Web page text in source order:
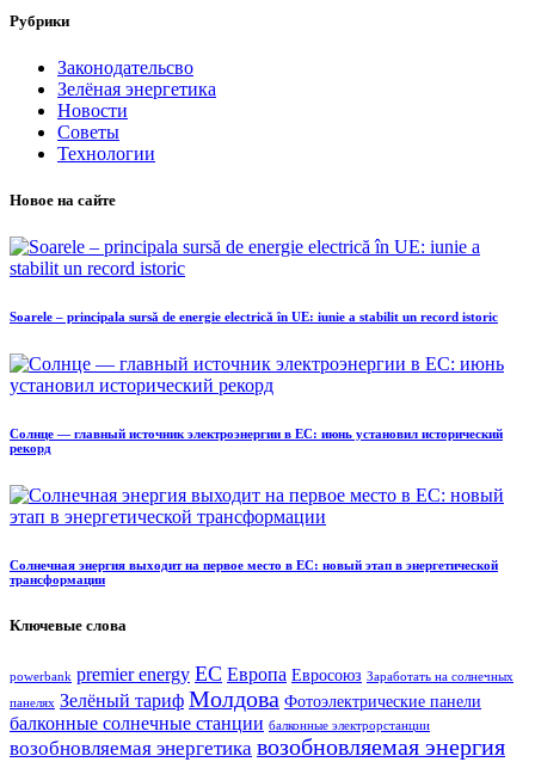
Рубрики
Законодательсво
Зелёная энергетика
Новости
Советы
Технологии
Новое на сайте
Soarele – principala sursă de energie electrică în UE: iunie a stabilit un record istoric
Солнце — главный источник электроэнергии в ЕС: июнь установил исторический
рекорд
Солнечная энергия выходит на первое место в ЕС: новый этап в энергетической
трансформации
Ключевые слова
powerbank premier energy ЕС Европа Евросоюз Заработать на солнечных
панелях Зелёный тариф Молдова Фотоэлектрические панели
балконные солнечные станции балконные электрорстанции
возобновляемая энергетика возобновляемая энергия